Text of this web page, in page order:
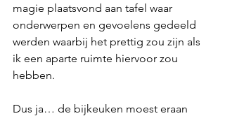
magie plaatsvond aan tafel waar
onderwerpen en gevoelens gedeeld
werden waarbij het prettig zou zijn als
ik een aparte ruimte hiervoor zou
hebben.
Dus ja… de bijkeuken moest eraan